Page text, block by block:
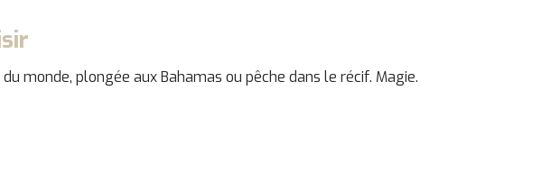
monde, plongée aux Bahamas ou pêche dans le récif. Magie.